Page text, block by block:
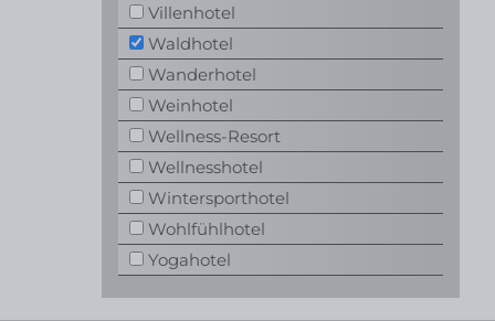
Villenhotel
Waldhotel
Wanderhotel
Weinhotel
Wellness-Resort
Wellnesshotel
Wintersporthotel
Wohlfühlhotel
Yogahotel